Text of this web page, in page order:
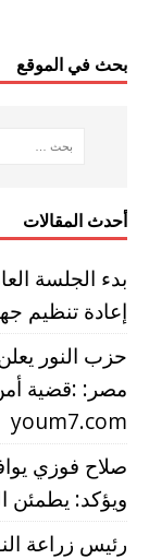
بحث في الموقع
أحدث المقالات
بدء الجلسة
إعادة تنظيم
حزب النور
مصر: :قضية
youm7.com
صلاح فوزي
ويؤكد: يطمئن
رئيس زراعة